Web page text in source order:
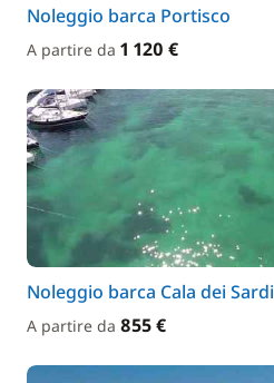
Noleggio barca Portisco
A partire da 1 120 €
Noleggio barca Cala dei Sardi
A partire da 855 €